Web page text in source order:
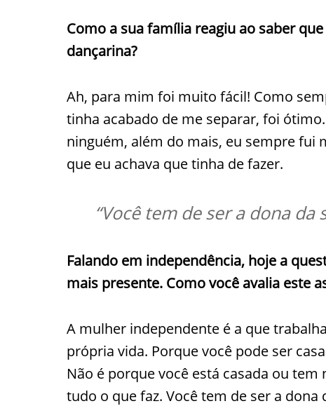
Como a sua família reagiu ao saber
dançarina?
Ah, para mim foi muito fácil! Como
tinha acabado de me separar, foi
ninguém, além do mais, eu sempre fui
que eu achava que tinha de fazer.
“Você tem de ser a dona da
Falando em independência, hoje a
mais presente. Como você avalia este
A mulher independente é a que
própria vida. Porque você pode ser
Não é porque você está casada ou
tudo o que faz. Você tem de ser a dona